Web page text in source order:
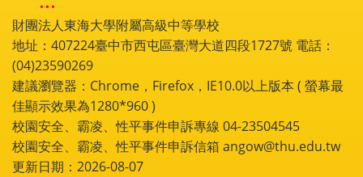
財團法人東海大學附屬高級中等學校
地址：407224臺中市西屯區臺灣大道四段1727號 電話：
(04)23590269
建議瀏覽器：Chrome，Firefox，IE10.0以上版本 ( 螢幕最
佳顯示效果為1280*960 )
校園安全、霸凌、性平事件申訴專線 04-23504545
校園安全、霸凌、性平事件申訴信箱 angow@thu.edu.tw
更新日期：2026-08-07